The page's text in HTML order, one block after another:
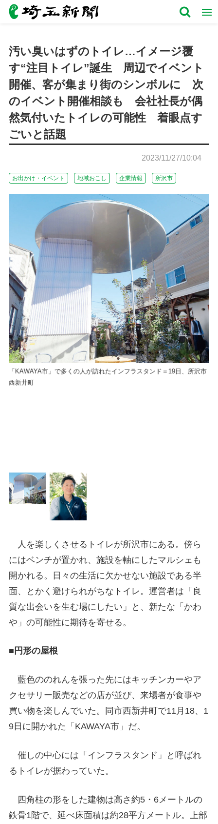
汚い臭いはずのトイレ…イメージ覆
す“注目トイレ”誕生 周辺でイベント
開催、客が集まり街のシンボルに 次
のイベント開催相談も 会社社長が偶
然気付いたトイレの可能性 着眼点す
ごいと話題
2023/11/27/10:04
お出かけ・イベント 地域おこし 企業情報 所沢市
「KAWAYA市」で多くの人が訪れたインフラスタンド＝19日、所沢市
西新井町
人を楽しくさせるトイレが所沢市にある。傍ら
にはベンチが置かれ、施設を軸にしたマルシェも
開かれる。日々の生活に欠かせない施設である半
面、とかく避けられがちなトイレ。運営者は「良
質な出会いを生む場にしたい」と、新たな「かわ
や」の可能性に期待を寄せる。
■円形の屋根
藍色ののれんを張った先にはキッチンカーやア
クセサリー販売などの店が並び、来場者が食事や
買い物を楽しんでいた。同市西新井町で11月18、1
9日に開かれた「KAWAYA市」だ。
催しの中心には「インフラスタンド」と呼ばれ
るトイレが据わっていた。
四角柱の形をした建物は高さ約5・6メートルの
鉄骨1階で、延べ床面積は約28平方メートル。上部